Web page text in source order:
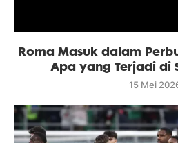
Roma Masuk dalam
Apa yang Terjadi di
15 Mei